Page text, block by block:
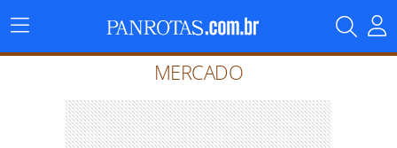
Menu
Principal
MERCADO